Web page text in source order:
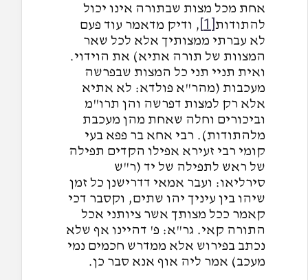
אחת מכל מצות שבתורה אינו יכול
להתודות[1]
, ודיק מדאמר עוד פעם
לא עברתי ממצותיך אלא לכל שאר
המצוות של תורה אתיא) את הוידוי.
ואית תניי תני כל המצות שבפרשה
מעכבות (מהר"א פולדא: לא אתיא
אלא רק למצות דפרשה והן תרו"מ
וביכורים וחלה שאחת מהן מעכבת
מלהתודות). רבי אחא בר פפא בעי
קומי רבי זעירא אפילו הקדים תפילה
של ראש לתפילה של יד (ר"ש
סירליאו: ועבר אמאי דדרישנן כל זמן
שיהו בין עיניך יהו שתים, וקסבר דכי
קאמר ככל מצותך אשר ציותני אכל
התורה קאי. גר"א: פ' דהיינו אף שלא
נכתב בפירוש אלא ממדרש חכמים נמי
מעכב) אמר ליה אוף אנא סבר כן.